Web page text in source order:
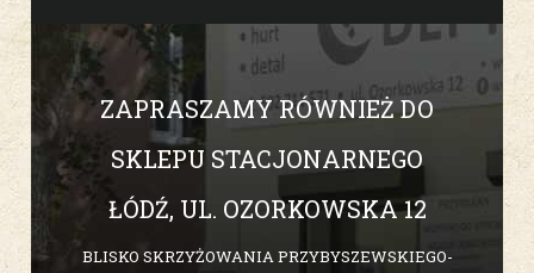
ZAPRASZAMY RÓWNIEŻ DO
SKLEPU STACJONARNEGO
ŁÓDŹ, UL. OZORKOWSKA 12
BLISKO SKRZYŻOWANIA PRZYBYSZEWSKIEGO-